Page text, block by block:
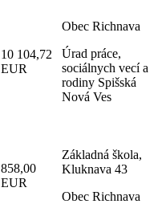
10 104,72
EUR
Obec Richnava
Úrad práce,
sociálnych vecí a
rodiny Spišská
Nová Ves
858,00
EUR
Základná škola,
Kluknava 43
Obec Richnava